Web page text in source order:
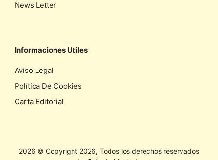
News Letter
Informaciones Utiles
Aviso Legal
Política De Cookies
Carta Editorial
2026 © Copyright 2026, Todos los derechos reservados